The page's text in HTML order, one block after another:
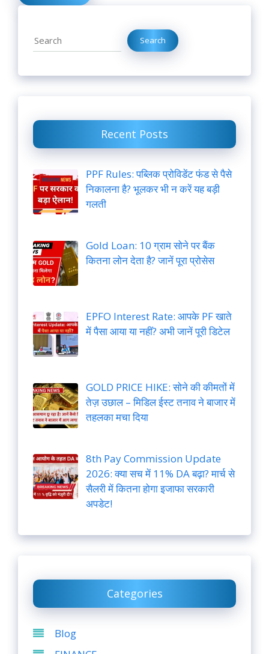
Search Search
Recent Posts
PPF Rules: पब्लिक प्रोविडेंट फंड से पैसे
निकालना है? भूलकर भी न करें यह बड़ी
गलती
Gold Loan: 10 ग्राम सोने पर बैंक
कितना लोन देता है? जानें पूरा प्रोसेस
EPFO Interest Rate: आपके PF खाते
में पैसा आया या नहीं? अभी जानें पूरी डिटेल
GOLD PRICE HIKE: सोने की कीमतों में
तेज़ उछाल – मिडिल ईस्ट तनाव ने बाजार में
तहलका मचा दिया
8th Pay Commission Update
2026: क्या सच में 11% DA बढ़ा? मार्च से
सैलरी में कितना होगा इजाफा सरकारी
अपडेट!
Categories
Blog